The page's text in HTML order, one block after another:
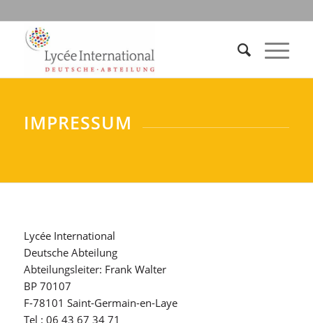
IMPRESSUM
Lycée International
Deutsche Abteilung
Abteilungsleiter: Frank Walter
BP 70107
F-78101 Saint-Germain-en-Laye
Tel : 06 43 67 34 71